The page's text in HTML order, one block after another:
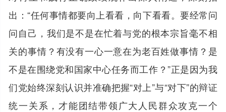
出：“任何事情都要向上看看，向下看看。要经常问
问自己，我们是不是在忙着与党的根本宗旨毫不相
关的事情？有没有一心一意在为老百姓做事情？是
不是在围绕党和国家中心任务而工作？”正是因为我
们党始终深刻认识并准确把握“对上”与“对下”的辩证
统一关系，才能团结带领广大人民群众攻克一个